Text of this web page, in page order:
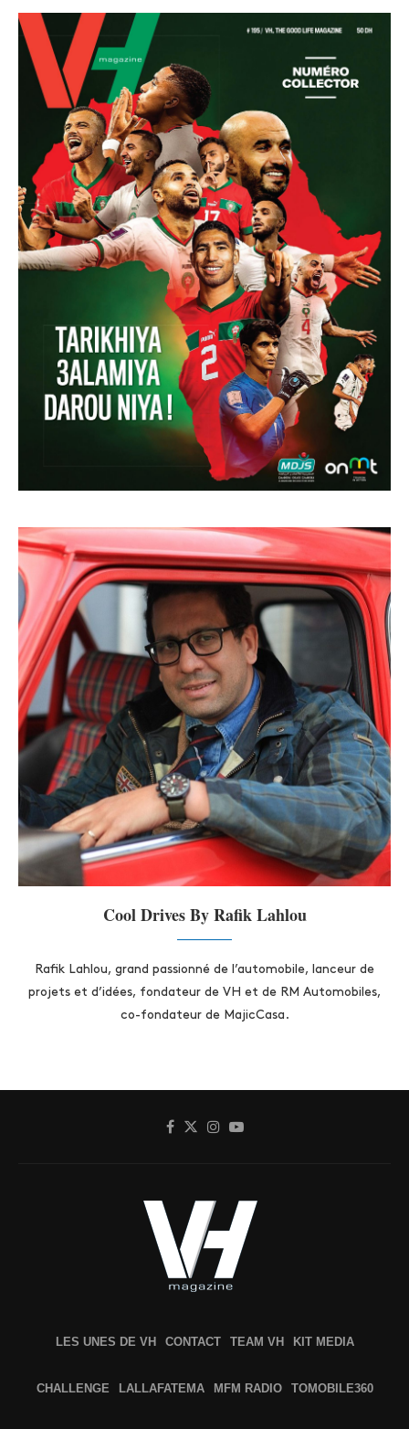
Cool Drives By Rafik Lahlou
Rafik Lahlou, grand passionné de l’automobile, lanceur de
projets et d’idées, fondateur de VH et de RM Automobiles,
co-fondateur de MajicCasa.
LES UNES DE VH CONTACT TEAM VH KIT MEDIA
CHALLENGE LALLAFATEMA MFM RADIO TOMOBILE360